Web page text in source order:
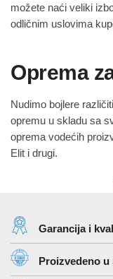
možete naći veliki
odličnim uslovima
Oprema
Nudimo bojlere
opremu u skladu sa
oprema vodećih
Elit i drugi.
Garancija i
Proizvedeno u